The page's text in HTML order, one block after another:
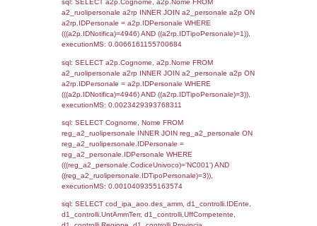
`userlevels`, executionMS:
sql: SELECT COUNT(*) FROM
WHERE `userlevelid` = -2, executionMS:
0.00022101402282715
sql: SELECT `tablename`, `userlevelid`,
`userlevelpermissions` WHERE `userlevelid`
executionMS: 0.0010879039764404
sql: SELECT a1.RagioneSociale,
localita, el_prov.citta AS provincia,
DATE(n.DataInvioNotifica) as
n.FileNotificaZip, n.DataFileNotificaZip
LEFT JOIN infostabilimento i ON